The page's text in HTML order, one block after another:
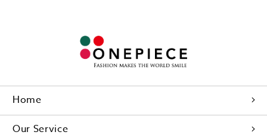
Home
Our Service